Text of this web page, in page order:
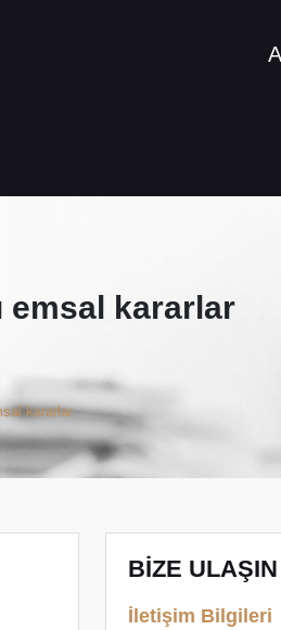
emsal kararlar
kararlar
BİZE ULAŞIN
İletişim Bilgileri